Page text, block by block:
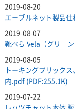
2019-08-20
エーブルネット製品
2019-08-07
靴べら Vela（グリー
2019-08-05
トーキングブリック
内.pdf (PDF:255.1K)
2019-07-22
レッツチャット本体